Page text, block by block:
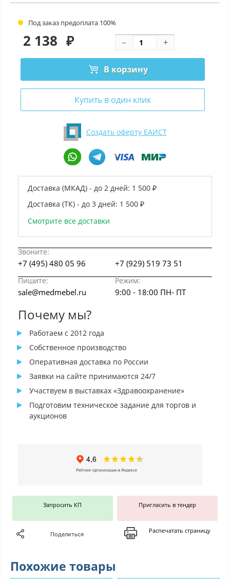
Под заказ предоплата 100%
2 138 ₽
В корзину
Купить в один клик
Создать оферту ЕАИСТ
Доставка (МКАД) - до 2 дней: 1 500 ₽
Доставка (ТК) - до 3 дней: 1 500 ₽
Смотрите все доставки
Звоните:
+7 (495) 480 05 96 +7 (929) 519 73 51
Пишите: Режим:
sale@medmebel.ru 9:00 - 18:00 ПН- ПТ
Почему мы?
Работаем с 2012 года
Собственное производство
Оперативная доставка по России
Заявки на сайте принимаются 24/7
Участвуем в выставках «Здравоохранение»
Подготовим техническое задание для торгов и
аукционов
Запросить КП Пригласить в тендер
Поделиться Распечатать страницу
Похожие товары